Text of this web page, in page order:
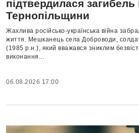
підтвердилася загибель
Тернопільщини
Жахлива російсько-українська війна
життя. Мешканець села Доброводи,
(1985 р.н.), який вважався зниклим
виконання...
06.08.2026 17:00